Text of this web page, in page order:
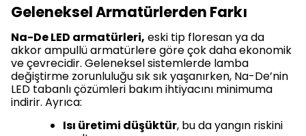
Geleneksel Armatürlerden Farkı
Na-De LED armatürleri, eski tip floresan ya da
akkor ampullü armatürlere göre çok daha ekonomik
ve çevrecidir. Geleneksel sistemlerde lamba
değiştirme zorunluluğu sık sık yaşanırken, Na-De’nin
LED tabanlı çözümleri bakım ihtiyacını minimuma
indirir. Ayrıca:
Isı üretimi düşüktür, bu da yangın riskini